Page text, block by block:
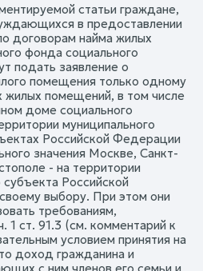
статьи граждане,
в предоставлении
договорам найма жилых
фонда социального
подать заявление о
помещения только одному
жилых помещений, в том числе
доме социального
муниципального
Российской Федерации
значения Москве, Санкт-
- на территории
Российской
выбору. При этом они
требованиям,
1 ст. 91.3 (см. комментарий к
условием принятия на
доход гражданина и
с ним членов его семьи и